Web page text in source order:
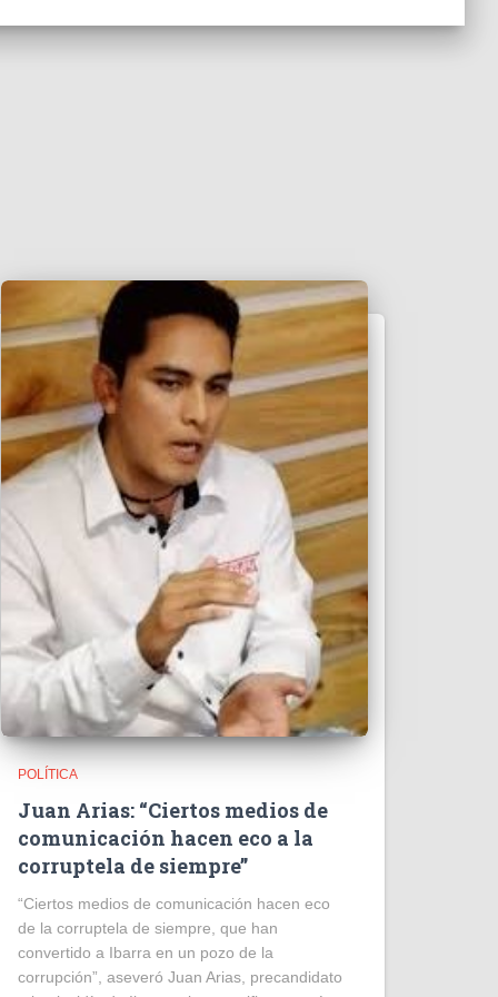
POLÍTICA
Juan Arias: “Ciertos medios de
comunicación hacen eco a la
corruptela de siempre”
“Ciertos medios de comunicación hacen eco
de la corruptela de siempre, que han
convertido a Ibarra en un pozo de la
corrupción”, aseveró Juan Arias, precandidato